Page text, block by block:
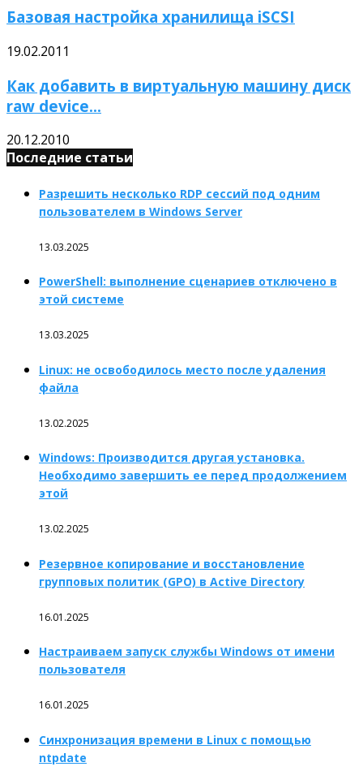
Базовая настройка хранилища iSCSI
19.02.2011
Как добавить в виртуальную машину диск
raw device...
20.12.2010
Последние статьи
Разрешить несколько RDP сессий под одним
пользователем в Windows Server
13.03.2025
PowerShell: выполнение сценариев отключено в
этой системе
13.03.2025
Linux: не освободилось место после удаления
файла
13.02.2025
Windows: Производится другая установка.
Необходимо завершить ее перед продолжением
этой
13.02.2025
Резервное копирование и восстановление
групповых политик (GPO) в Active Directory
16.01.2025
Настраиваем запуск службы Windows от имени
пользователя
16.01.2025
Синхронизация времени в Linux с помощью
ntpdate